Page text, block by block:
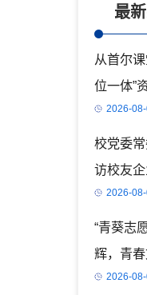
最
从首尔
位一体”
2026-
校党委
访校友
2026-
“青葵志
辉，青
2026-